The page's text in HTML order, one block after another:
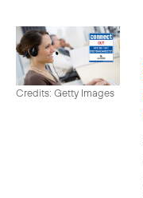
Credits: Getty Images